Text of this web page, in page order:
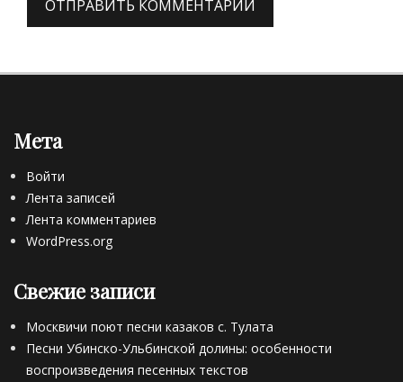
Мета
Войти
Лента записей
Лента комментариев
WordPress.org
Свежие записи
Москвичи поют песни казаков с. Тулата
Песни Убинско-Ульбинской долины: особенности
воспроизведения песенных текстов